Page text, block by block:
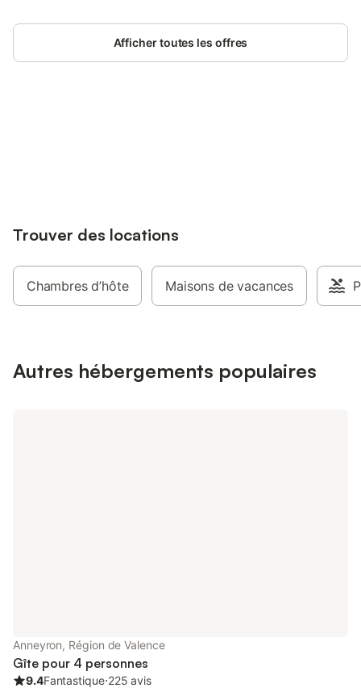
bathroom in Anneyron. Private parking is
available on site at this recently
400 M2 sur 3
Afficher toutes les offres
Trouver des locations
Chambres d’hôte Maisons de vacances
Autres hébergements populaires
Anneyron, Région de Valence
Gîte pour 4 personnes
9.4Fantastique⋅225 avis